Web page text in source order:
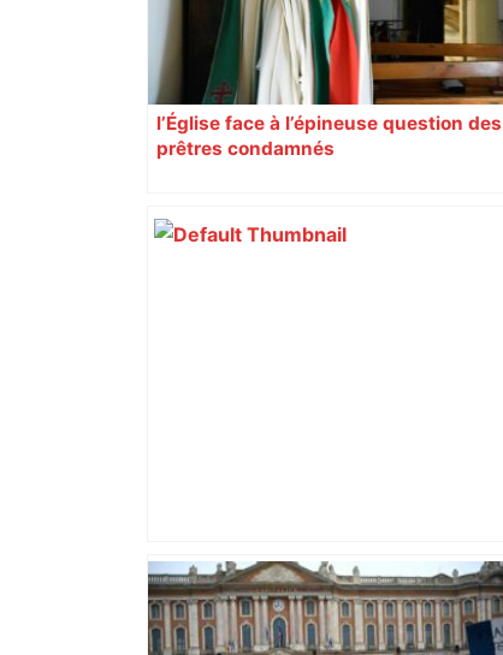
l’Église face à l’épineuse question des
prêtres condamnés
Top 14: comment Perpignan a une
nouvelle fois fait tomber Toulouse? –
RMC Sport